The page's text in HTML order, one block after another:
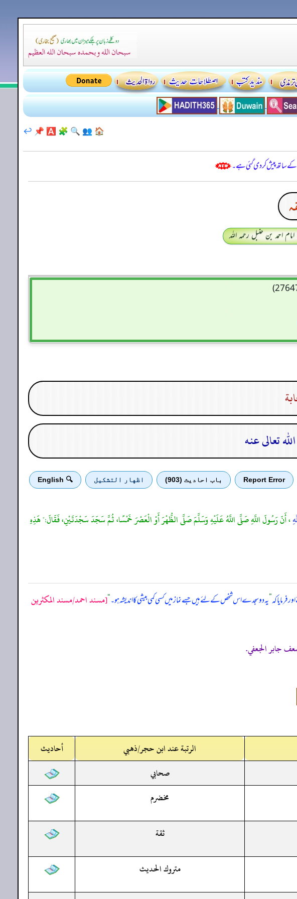
🏠
👥
🔍
🧩
🅰️
📌
↩️
کے ساتھ پیش کر دی گئی ہے۔
احمد بن حنبل رحمہ اللہ
Report Error باب احادیث (903) اظهار التشكيل 🔍 English
، أَنّ رَسُولَ اللَّهِ صَلَّى اللَّهُ عَلَيْهِ وَسَلَّمَ صَلَّى الظُّهْرَ أَوْ الْعَصْرَ خَمْسًا، ثُمَّ سَجَدَ سَجْدَتَيْنِ، فَقَالَ:" هَذِهِ
فرمایا کہ”یہ دو سجدے اس شخص کے لئے ہیں جسے نماز میں کسی کمی بیشی کا اندیشہ ہو۔“[مسند احمد/مسند المكثرين
جابر الجعفي.
الرتبة عند ابن حجر/ذهبي
أحاديث
صحابي
مخضرم
ثقة
متروك الحديث